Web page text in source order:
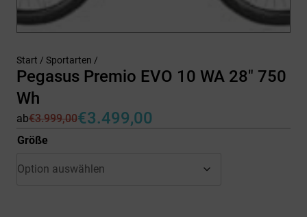
Start / Sportarten /
Pegasus Premio EVO 10 WA 28″ 750
Wh
ab€3.999,00
Ursprünglicher
Preis
war:
€3.499,00
Aktueller
Preis
ist:
Größe